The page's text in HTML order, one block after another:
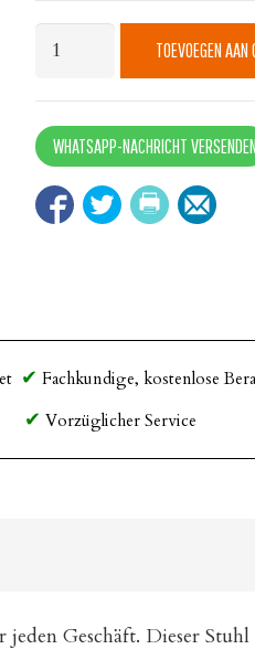
Stuhl
Blau
quantity
TOEVOEGEN AAN
WHATSAPP-NACHRICHT VERSENDEN
Fachkundige, kostenlose
Vorzüglicher Service
Geschäft. Dieser